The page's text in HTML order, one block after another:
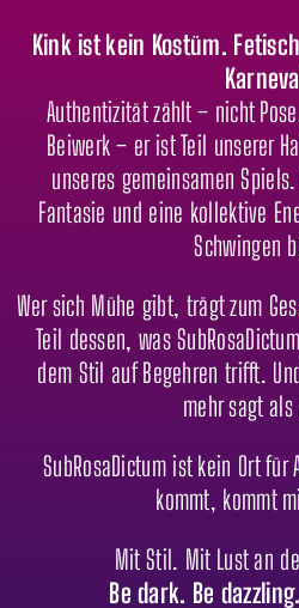
Kink ist kein Kostüm.
Authentizität zählt – nicht
Beiwerk – er ist Teil unserer
unseres gemeinsamen
Fantasie und eine kollektive
Schwingen
Wer sich Mühe gibt, trägt zum
Teil dessen, was
dem Stil auf Begehren trifft.
mehr sagt
SubRosaDictum ist kein Ort
kommt, kommt
Mit Stil. Mit Lust an
Be dark. Be